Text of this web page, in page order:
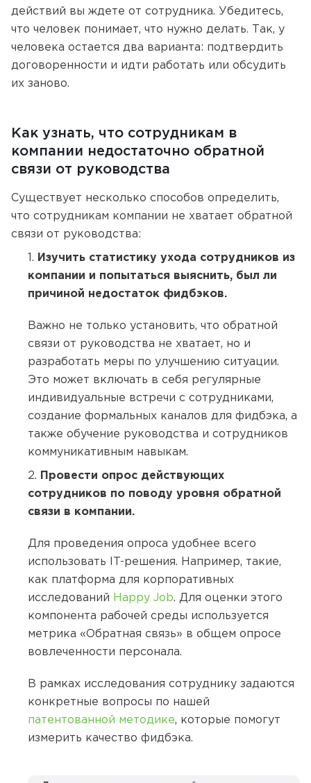
действий вы ждете от сотрудника. Убедитесь,
что человек понимает, что нужно делать. Так, у
человека остается два варианта: подтвердить
договоренности и идти работать или обсудить
их заново.
Как узнать, что сотрудникам в
компании недостаточно обратной
связи от руководства
Существует несколько способов определить,
что сотрудникам компании не хватает обратной
связи от руководства:
Изучить статистику ухода сотрудников из
компании и попытаться выяснить, был ли
причиной недостаток фидбэков.
Важно не только установить, что обратной
связи от руководства не хватает, но и
разработать меры по улучшению ситуации.
Это может включать в себя регулярные
индивидуальные встречи с сотрудниками,
создание формальных каналов для фидбэка, а
также обучение руководства и сотрудников
коммуникативным навыкам.
Провести опрос действующих
сотрудников по поводу уровня обратной
связи в компании.
Для проведения опроса удобнее всего
использовать IT-решения. Например, такие,
как платформа для корпоративных
исследований Happy Job. Для оценки этого
компонента рабочей среды используется
метрика «Обратная связь» в общем опросе
вовлеченности персонала.
В рамках исследования сотруднику задаются
конкретные вопросы по нашей
патентованной методике, которые помогут
измерить качество фидбэка.